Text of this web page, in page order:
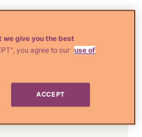
con
estos días de
we give you the best
you agree to our use of
ACCEPT